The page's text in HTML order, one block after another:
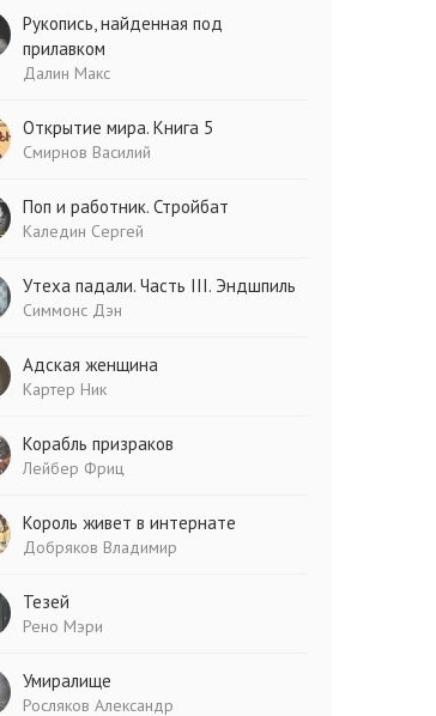
Рукопись, найденная под
прилавком
Далин Макс
Открытие мира. Книга 5
Смирнов Василий
Поп и работник. Стройбат
Каледин Сергей
Утеха падали. Часть III. Эндшпиль
Симмонс Дэн
Адская женщина
Картер Ник
Корабль призраков
Лейбер Фриц
Король живет в интернате
Добряков Владимир
Тезей
Рено Мэри
Умиралище
Росляков Александр